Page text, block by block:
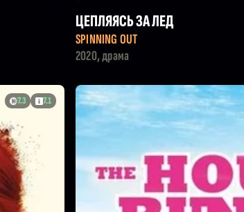
ЦЕПЛЯЯСЬ ЗА ЛЕД
SPINNING OUT
2020, драма
7.3 7.1